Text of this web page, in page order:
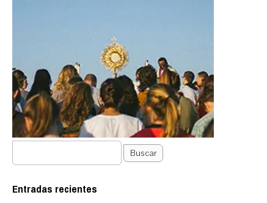
Buscar
Entradas recientes